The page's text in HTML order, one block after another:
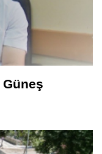
Güneş